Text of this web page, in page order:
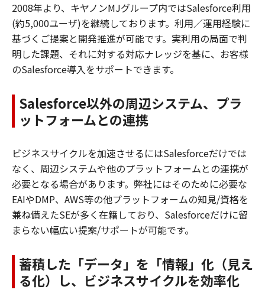
2008年より、キヤノンMJグループ内ではSalesforce利用
(約5,000ユーザ)を継続しております。利用／運用経験に
基づくご提案と開発推進が可能です。実利用の局面で判
明した課題、それに対する対応ナレッジを基に、お客様
のSalesforce導入をサポートできます。
Salesforce以外の周辺システム、プラ
ットフォームとの連携
ビジネスサイクルを加速させるにはSalesforceだけでは
なく、周辺システムや他のプラットフォームとの連携が
必要となる場合があります。弊社にはそのために必要な
EAIやDMP、AWS等の他プラットフォームの知見/資格を
兼ね備えたSEが多く在籍しており、Salesforceだけに留
まらない幅広い提案/サポートが可能です。
蓄積した「データ」を「情報」化（見え
る化）し、ビジネスサイクルを効率化